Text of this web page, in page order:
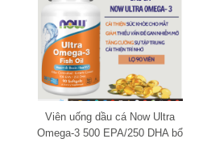
Viên uống dầu cá Now Ultra
Omega-3 500 EPA/250 DHA bổ